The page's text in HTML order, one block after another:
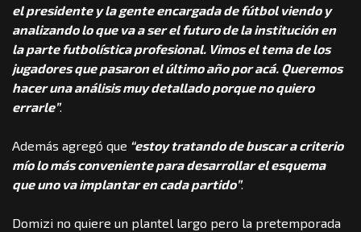
el presidente y la gente encargada de fútbol viendo y
analizando lo que va a ser el futuro de la institución en
la parte futbolística profesional. Vimos el tema de los
jugadores que pasaron el último año por acá. Queremos
hacer una análisis muy detallado porque no quiero
errarle”.
Además agregó que “estoy tratando de buscar a criterio
mío lo más conveniente para desarrollar el esquema
que uno va implantar en cada partido”.
Domizi no quiere un plantel largo pero la pretemporada